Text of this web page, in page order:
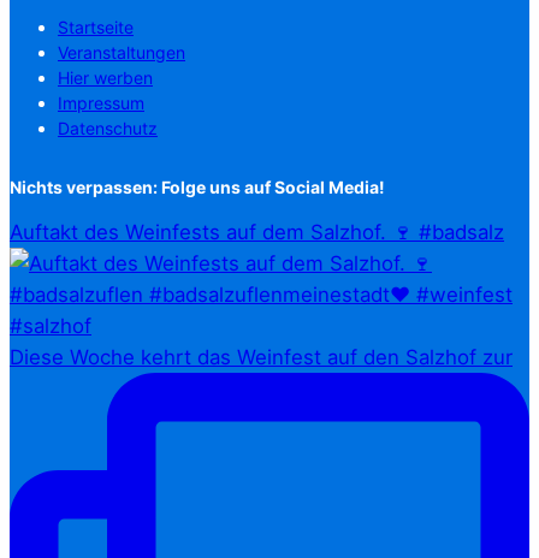
Startseite
Veranstaltungen
Hier werben
Impressum
Datenschutz
Nichts verpassen: Folge uns auf Social Media!
Auftakt des Weinfests auf dem Salzhof. 🍷 #badsalz
Diese Woche kehrt das Weinfest auf den Salzhof zur